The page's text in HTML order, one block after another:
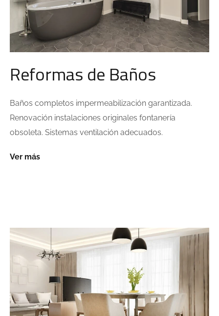
Reformas de Baños
Baños completos impermeabilización garantizada.
Renovación instalaciones originales fontanería
obsoleta. Sistemas ventilación adecuados.
Ver más